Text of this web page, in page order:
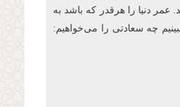
عمر دنیا را هرقدر که باشد به
چه سعادتی را می‌خواهیم: